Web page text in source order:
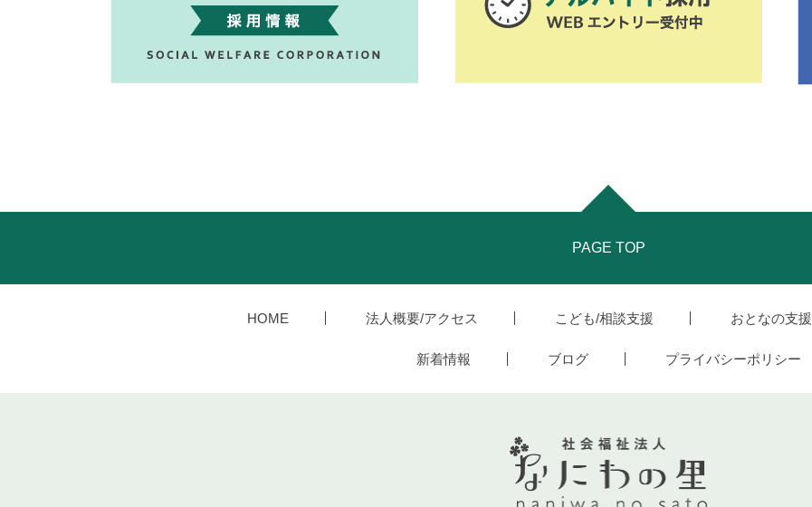
PAGE TOP
HOME 法人概要/アクセス こども/相談支援 おとなの支援
新着情報 ブログ プライバシーポリシー